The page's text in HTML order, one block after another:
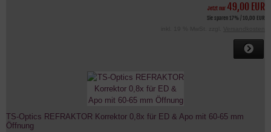
Jetzt nur 49,00 EUR
Sie sparen 17% / 10,00 EUR
TS-Optics REFRAKTOR Korrektor 0,8x für ED & Apo mit 60-65 mm
Öffnung